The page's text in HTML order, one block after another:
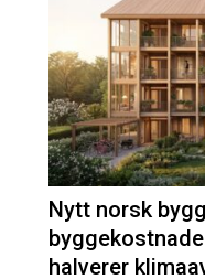
Nytt norsk
halverer